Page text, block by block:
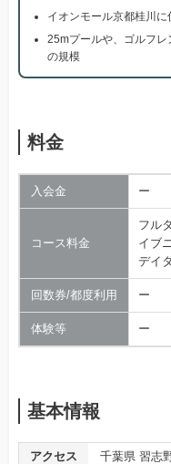
イオンモール京都桂川
25mプールや、ゴルフ
の規模
料金
入会金 ー
コース料金
フル
イブ
デイ
回数券/都度利用 ー
体験等 ー
基本情報
アクセス
千葉県 習志